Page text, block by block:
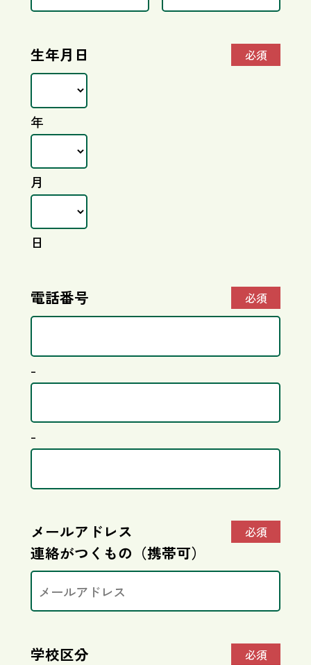
生年月日 必須
年
月
日
電話番号 必須
-
-
メールアドレス
連絡がつくもの（携帯可）
必須
学校区分 必須